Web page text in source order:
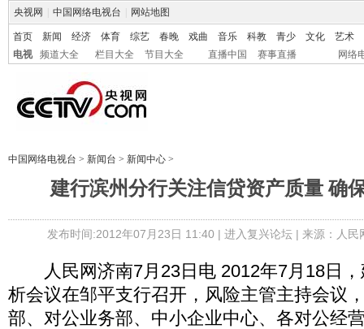
央视网 中国网络电视台 网站地图
首页 新闻 经济 体育 综艺 春晚 戏曲 音乐 科教 青少 文化
艺术
电视
频道大全 栏目大全 节目大全 直播中国 赛事直播 网络
中国网络电视台 > 新闻台 > 新闻中心 >
建行滨州分行关注信贷资产质量 确
发布时间:2012年07月23日 11:40 | 进入复兴论坛 | 来源：人
人民网济南7月23日电 2012年7月18日，
析会议在邹平支行召开，风险主管主持会议
部、对公业务部、中小企业中心、各对公经